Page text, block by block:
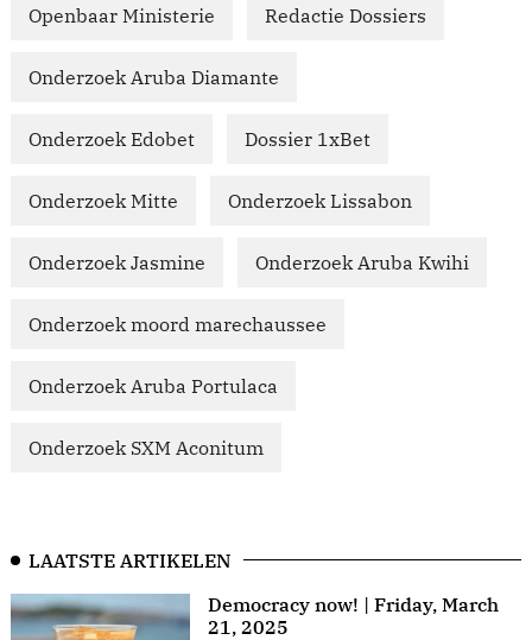
Openbaar Ministerie Redactie Dossiers
Onderzoek Aruba Diamante
Onderzoek Edobet Dossier 1xBet
Onderzoek Mitte Onderzoek Lissabon
Onderzoek Jasmine Onderzoek Aruba Kwihi
Onderzoek moord marechaussee
Onderzoek Aruba Portulaca
Onderzoek SXM Aconitum
LAATSTE ARTIKELEN
Democracy now! | Friday, March
21, 2025